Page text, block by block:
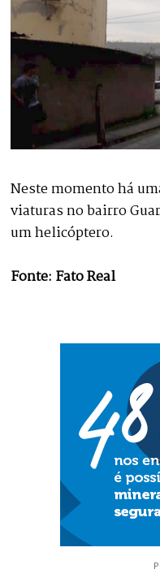
Neste momento há
viaturas no bairro
um helicóptero.
Fonte: Fato Real